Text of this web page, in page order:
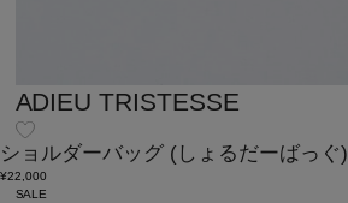
ADIEU TRISTESSE
ショルダーバッグ (しょるだーばっぐ)
¥22,000
SALE